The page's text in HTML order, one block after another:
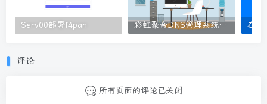
Serv00部署f4pan 彩虹聚合DNS管理系统部署
评论
所有页面的评论已关闭